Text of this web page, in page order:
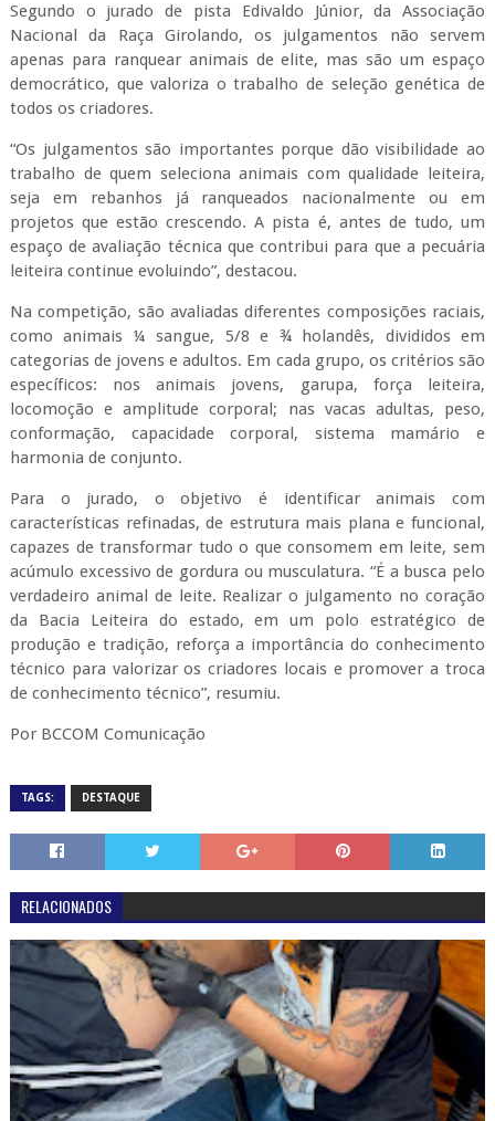
Segundo o jurado de pista Edivaldo Júnior, da Associação
Nacional da Raça Girolando, os julgamentos não servem
apenas para ranquear animais de elite, mas são um espaço
democrático, que valoriza o trabalho de seleção genética de
todos os criadores.
“Os julgamentos são importantes porque dão visibilidade ao
trabalho de quem seleciona animais com qualidade leiteira,
seja em rebanhos já ranqueados nacionalmente ou em
projetos que estão crescendo. A pista é, antes de tudo, um
espaço de avaliação técnica que contribui para que a pecuária
leiteira continue evoluindo”, destacou.
Na competição, são avaliadas diferentes composições raciais,
como animais ¼ sangue, 5/8 e ¾ holandês, divididos em
categorias de jovens e adultos. Em cada grupo, os critérios são
específicos: nos animais jovens, garupa, força leiteira,
locomoção e amplitude corporal; nas vacas adultas, peso,
conformação, capacidade corporal, sistema mamário e
harmonia de conjunto.
Para o jurado, o objetivo é identificar animais com
características refinadas, de estrutura mais plana e funcional,
capazes de transformar tudo o que consomem em leite, sem
acúmulo excessivo de gordura ou musculatura. “É a busca pelo
verdadeiro animal de leite. Realizar o julgamento no coração
da Bacia Leiteira do estado, em um polo estratégico de
produção e tradição, reforça a importância do conhecimento
técnico para valorizar os criadores locais e promover a troca
de conhecimento técnico”, resumiu.
Por BCCOM Comunicação
TAGS: DESTAQUE
RELACIONADOS